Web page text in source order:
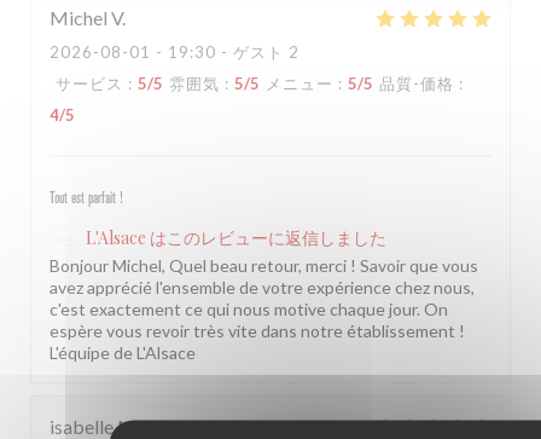
Michel V
2026-08-01 - 19:30 - ゲスト 2
サービス : 5/5 雰囲気 : 5/5 メニュー : 5/5 品質-価格 :
4/5
Tout est parfait !
L'Alsace はこのレビューに返信しました
Bonjour Michel, Quel beau retour, merci ! Savoir que vous
avez apprécié l'ensemble de votre expérience chez nous,
c'est exactement ce qui nous motive chaque jour. On
espère vous revoir très vite dans notre établissement !
L'équipe de L'Alsace
isabelleM